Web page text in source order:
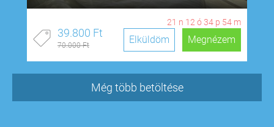
21 n 12 ó34 p 53 m
39.800 Ft
70.000 Ft Megnézem
Elküldöm
Még több betöltése